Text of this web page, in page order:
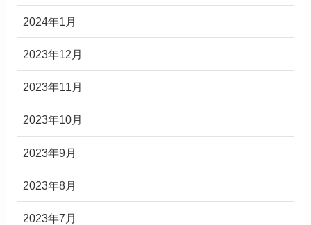
2024年1月
2023年12月
2023年11月
2023年10月
2023年9月
2023年8月
2023年7月